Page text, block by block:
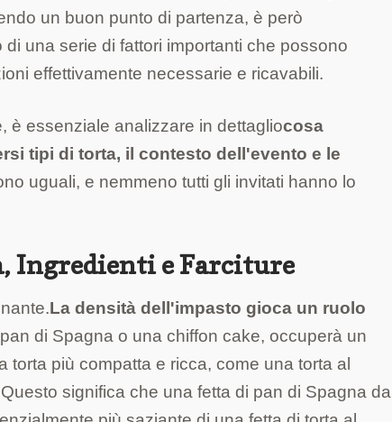
un buon punto di partenza, è però
una serie di fattori importanti che possono
effettivamente necessarie e ricavabili.
è essenziale analizzare in dettagliocosa
tipi di torta, il contesto dell'evento e le
uguali, e nemmeno tutti gli invitati hanno lo
Ingredienti e Farciture
La densità dell'impasto gioca un ruolo
di Spagna o una chiffon cake, occuperà un
più compatta e ricca, come una torta al
significa che una fetta di pan di Spagna da